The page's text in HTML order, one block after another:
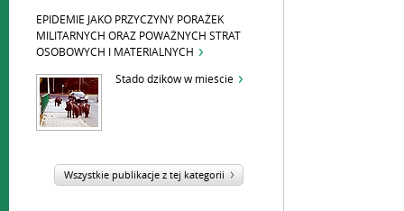
EPIDEMIE JAKO PRZYCZYNY PORAŻEK
MILITARNYCH ORAZ POWAŻNYCH STRAT
OSOBOWYCH I MATERIALNYCH
Stado dzików w mieście
Wszystkie publikacje z tej kategorii